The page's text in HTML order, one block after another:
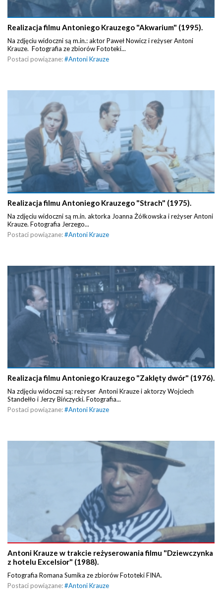
Realizacja filmu Antoniego Krauzego "Akwarium" (1995).
Na zdjęciu widoczni są m.in.: aktor Paweł Nowicz i reżyser Antoni
Krauze. Fotografia ze zbiorów Fototeki...
Postaci powiązane:#Antoni Krauze
Realizacja filmu Antoniego Krauzego "Strach" (1975).
Na zdjęciu widoczni są m.in. aktorka Joanna Żółkowska i reżyser Antoni
Krauze. Fotografia Jerzego...
Postaci powiązane:#Antoni Krauze
Realizacja filmu Antoniego Krauzego "Zaklęty dwór" (1976).
Na zdjęciu widoczni są: reżyser Antoni Krauze i aktorzy Wojciech
Standełło i Jerzy Bińczycki. Fotografia...
Postaci powiązane:#Antoni Krauze
Antoni Krauze w trakcie reżyserowania filmu "Dziewczynka
z hotelu Excelsior" (1988).
Fotografia Romana Sumika ze zbiorów Fototeki FINA.
Postaci powiązane:#Antoni Krauze